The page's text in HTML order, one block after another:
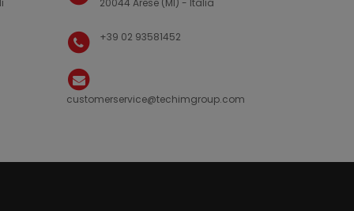
20044 Arese (MI) - Italia
+39 02 93581452
customerservice@techimgroup.com